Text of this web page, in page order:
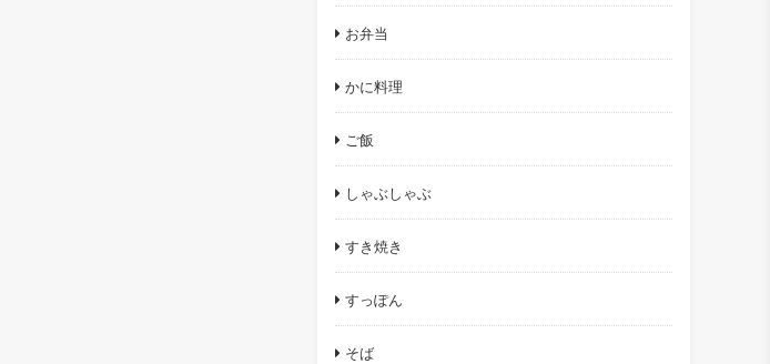
お弁当
かに料理
ご飯
しゃぶしゃぶ
すき焼き
すっぽん
そば